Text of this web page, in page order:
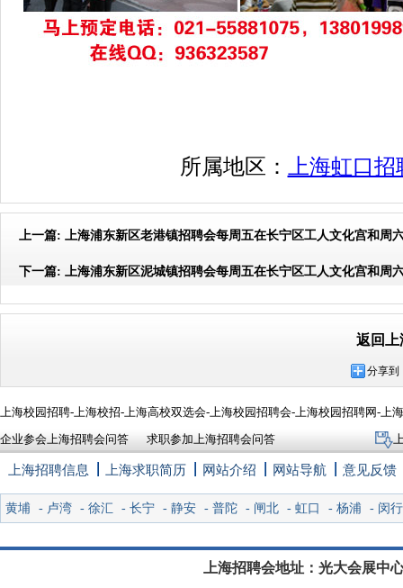
所属地区： 上海虹口
上一篇: 上海浦东新区老港镇招聘会每周五在长宁区工人文化宫和周
下一篇: 上海浦东新区泥城镇招聘会每周五在长宁区工人文化宫和周
返回上
分享到
上海校园招聘-上海校招-上海高校双选会-上海校园招聘会-上海校园招聘网-上
企业参会上海招聘会问答 求职参加上海招聘会问答
上海招聘信息 上海求职简历 网站介绍 网站导航 意见反馈
黄埔 - 卢湾 - 徐汇 - 长宁 - 静安 - 普陀 - 闸北 - 虹口 - 杨浦 - 闵行
上海招聘会地址：光大会展中